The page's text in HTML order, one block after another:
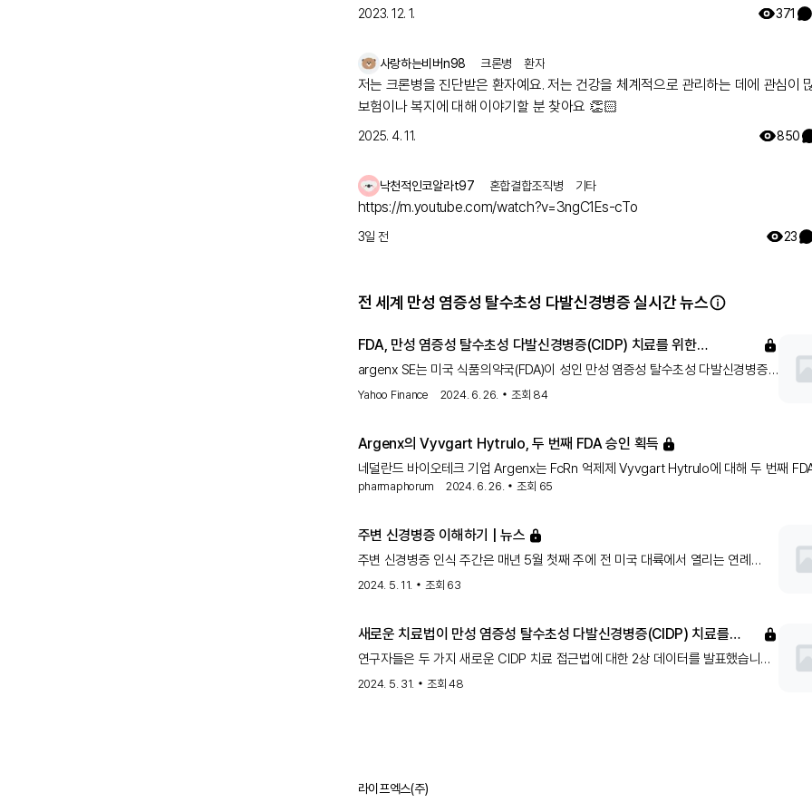
2023. 12. 1. 371
사랑하는비버n98 크론병 환자
저는 크론병을 진단받은 환자예요. 저는 건강을 체계적으로 관리하는 데에 관심이
보험이나 복지에 대해 이야기할 분 찾아요 👏🏻
2025. 4. 11. 850
낙천적인코알라t97 혼합결합조직병 기타
https://m.youtube.com/watch?v=3ngC1Es-cTo
3일 전 23
전 세계 만성 염증성 탈수초성 다발신경병증 실시간 뉴스
FDA, 만성 염증성 탈수초성 다발신경병증(CIDP) 치료를 위한
VYVGART Hytrulo 승인
argenx SE는 미국 식품의약국(FDA)이 성인 만성 염증성 탈수초성 다발신경병증
(CIDP) 환자 치료를 위한 VYVGART Hytrulo를 승인했다고 발표했습니다. 이는
Yahoo Finance 2024. 6. 26. 조회 84
Argenx의 Vyvgart Hytrulo, 두 번째 FDA 승인 획득
네덜란드 바이오테크 기업 Argenx는 FcRn 억제제 Vyvgart Hytrulo에 대해 두 번째
승인을 받았습니다. 이번 승인은 만성 염증성 탈수초성 다발성 신경병증(CIDP)에 대한 새
pharmaphorum 2024. 6. 26. 조회 65
주변 신경병증 이해하기 | 뉴스
주변 신경병증 인식 주간은 매년 5월 첫째 주에 전 미국 대륙에서 열리는 연례
행사입니다. 올해는 5월 5일부터 11일까지입니다. 이 주간은 주로 주변 신경병증에
2024. 5. 11. 조회 63
새로운 치료법이 만성 염증성 탈수초성 다발신경병증(CIDP) 치료를
변화시킬 수 있습니다
연구자들은 두 가지 새로운 CIDP 치료 접근법에 대한 2상 데이터를 발표했습니다.
Efgartigimod는 위약과 비교하여 재발 위험을 61% 감소시켰습니다.
2024. 5. 31. 조회48
라이프엑스(주)